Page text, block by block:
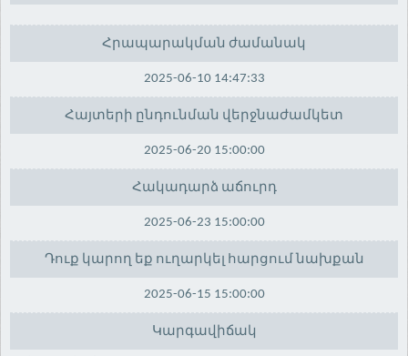
Հրապարակման ժամանակ
2025-06-10 14:47:33
Հայտերի ընդունման վերջնաժամկետ
2025-06-20 15:00:00
Հակադարձ աճուրդ
2025-06-23 15:00:00
Դուք կարող եք ուղարկել հարցում նախքան
2025-06-15 15:00:00
Կարգավիճակ